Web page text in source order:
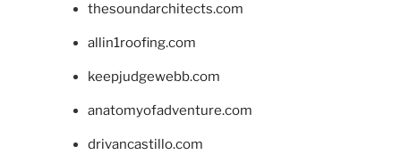
thesoundarchitects.com
allin1roofing.com
keepjudgewebb.com
anatomyofadventure.com
drivancastillo.com